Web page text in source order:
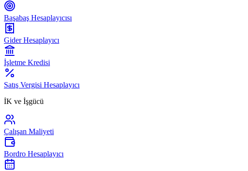
Başabaş Hesaplayıcısı
Gider Hesaplayıcı
İşletme Kredisi
Satış Vergisi Hesaplayıcı
İK ve İşgücü
Çalışan Maliyeti
Bordro Hesaplayıcı